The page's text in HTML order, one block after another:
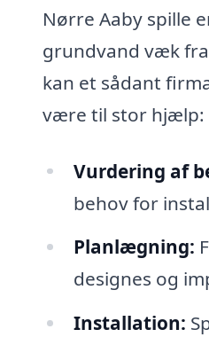
Nørre Aaby spille
grundvand væk
kan et sådant
være til stor hjælp:
Vurdering af
behov for
Planlægning:
designes og
Installation: